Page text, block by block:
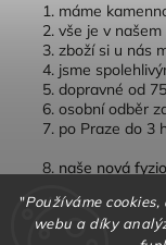
"Používáme
webu a díky
máme
vše je v
zboží si u nás
jsme
dopravné od
osobní odběr
po Praze do 3
naše nová